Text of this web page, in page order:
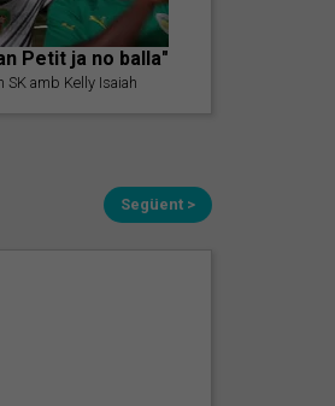
Petit ja no balla"
SK amb Kelly Isaiah
Següent >